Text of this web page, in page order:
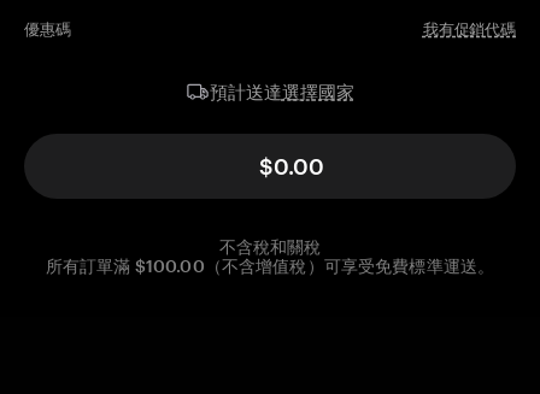
優惠碼 我有促銷代碼
預計送達選擇國家
$0.00
不含稅和關稅
所有訂單滿 $100.00（不含增值稅）可享受免費標準運送。